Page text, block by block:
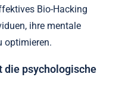
Bio-Hacking
ihre mentale
optimieren.
die psychologische